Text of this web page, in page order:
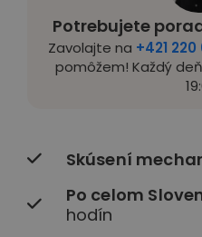
Potrebujete
Zavolajte na +421 220
pomôžem! Každý
Skúsení
Po celom
hodín